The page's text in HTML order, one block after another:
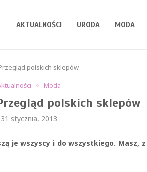
AKTUALNOŚCI URODA MODA
polskich sklepów
Moda
polskich sklepów
31 stycznia, 2013
je wszyscy i do wszystkiego. Masz,